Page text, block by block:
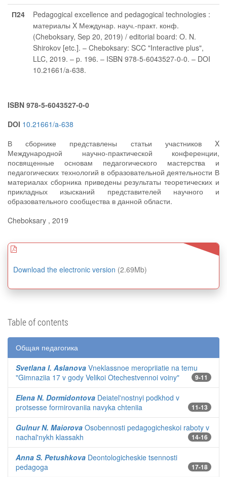
П24
Pedagogical excellence and pedagogical technologies :
материалы X Междунар. науч.-практ. конф.
(Cheboksary, Sep 20, 2019) / editorial board: O. N.
Shirokov [etc.]. – Cheboksary: SCC "Interactive plus",
LLC, 2019. – p. 196. – ISBN 978-5-6043527-0-0. – DOI
10.21661/a-638.
ISBN 978-5-6043527-0-0
DOI 10.21661/a-638
В сборнике представлены статьи участников X
Международной научно-практической конференции,
посвященные основам педагогического мастерства и
педагогических технологий в образовательной деятельности В
материалах сборника приведены результаты теоретических и
прикладных изысканий представителей научного и
образовательного сообщества в данной области.
Cheboksary , 2019
Download the electronic version (2.69Mb)
Table of contents
Общая педагогика
Svetlana I. Aslanova Vneklassnoe meropriiatie na temu
"Gimnaziia 17 v gody Velikoi Otechestvennoi voiny"
9-11
Elena N. Dormidontova Deiatel'nostnyi podkhod v
protsesse formirovaniia navyka chteniia
11-13
Gulnur N. Maiorova Osobennosti pedagogicheskoi raboty v
nachal'nykh klassakh
14-16
Anna S. Petushkova Deontologicheskie tsennosti
pedagoga
17-18